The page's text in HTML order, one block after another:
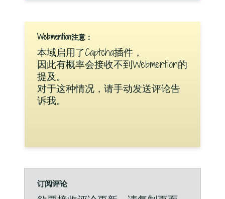
Webmention注意：
本域启用了Captcha插件，
因此有概率会接收不到Webmention的
提及。
对于这种情况，请手动发送评论告
诉我。
订阅评论